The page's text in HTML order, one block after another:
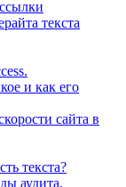
текста
и как его
сайта в
текста?
аудита.